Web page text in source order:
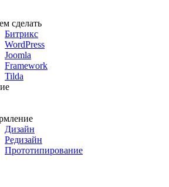
сделать
Битрикс
WordPress
Joomla
Framework
Tilda
Дизайн
Редизайн
Прототипирование